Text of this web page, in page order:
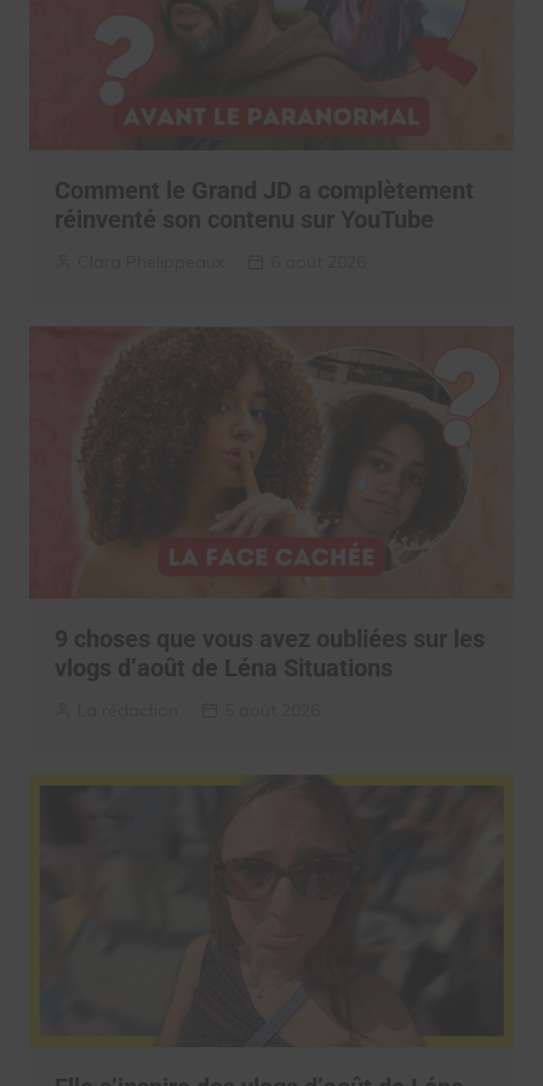
Comment le Grand JD a complètement
réinventé son contenu sur YouTube
9 choses que vous avez oubliées sur les
vlogs d’août de Léna Situations